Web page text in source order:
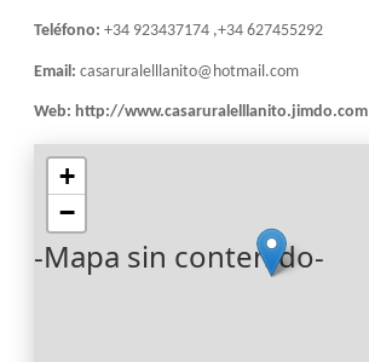
Teléfono:+34 923437174 ,+34 627455292
Email:casaruralelllanito@hotmail.com
Web: http://www.casaruralelllanito.jimdo.com
-Mapa sin contenido-
+
−